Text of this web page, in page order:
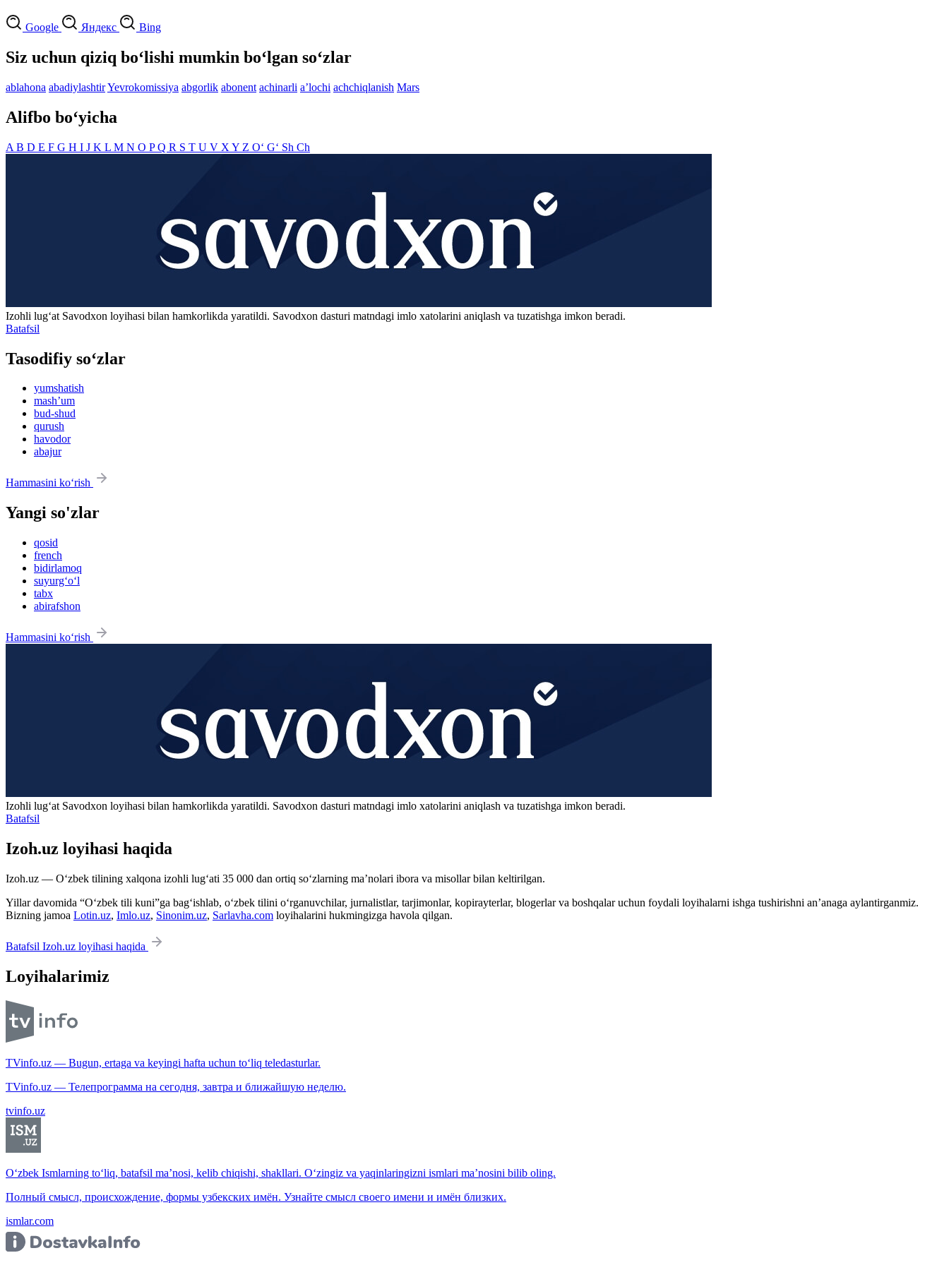
Google Яндекс Bing
Siz uchun qiziq bo‘lishi mumkin bo‘lgan so‘zlar
ablahona abadiylashtirYevrokomissiya abgorlik abonent achinarli aʼlochi achchiqlanish Mars
Alifbo bo‘yicha
A B D E F G H I J K L M N O PQ R S T U V X Y Z O‘ G‘ Sh Ch
Izohli lugʻat Savodxon loyihasi bilan hamkorlikda yaratildi. Savodxon dasturi matndagi imlo xatolarini aniqlash va tuzatishga imkon beradi.
Batafsil
Tasodifiy so‘zlar
yumshatish
mashʼum
bud-shud
qurush
havodor
abajur
Hammasini ko‘rish
Yangi so'zlar
qosid
french
bidirlamoq
suyurg‘o‘l
tabx
abirafshon
Hammasini ko‘rish
Izohli lugʻat Savodxon loyihasi bilan hamkorlikda yaratildi. Savodxon dasturi matndagi imlo xatolarini aniqlash va tuzatishga imkon beradi.
Batafsil
Izoh.uz loyihasi haqida
Izoh.uz — O‘zbek tilining xalqona izohli lug‘ati 35 000 dan ortiq so‘zlarning ma’nolari ibora va misollar bilan keltirilgan.
Yillar davomida “O‘zbek tili kuni”ga bag‘ishlab, o‘zbek tilini o‘rganuvchilar, jurnalistlar, tarjimonlar, kopirayterlar, blogerlar va boshqalar uchun foydali loyihalarni ishga tushirishni an’anaga aylantirganmiz.
Bizning jamoa Lotin.uz, Imlo.uz, Sinonim.uz, Sarlavha.com loyihalarini hukmingizga havola qilgan.
Batafsil Izoh.uz loyihasi haqida
Loyihalarimiz
TVinfo.uz — Bugun, ertaga va keyingi hafta uchun to‘liq teledasturlar.
TVinfo.uz — Телепрограмма на сегодня, завтра и ближайшую неделю.
tvinfo.uz
O‘zbek Ismlarning to‘liq, batafsil ma’nosi, kelib chiqishi, shakllari. O‘zingiz va yaqinlaringizni ismlari ma’nosini bilib oling.
Полный смысл, происхождение, формы узбекских имён. Узнайте смысл своего имени и имён близких.
ismlar.com